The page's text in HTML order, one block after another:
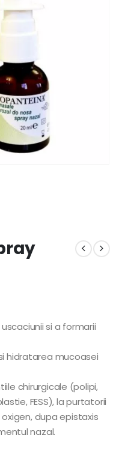
si a formarii
hidratarea mucoasei
chirurgicale (polipi,
FESS), la purtatorii
dupa epistaxis
nazal.